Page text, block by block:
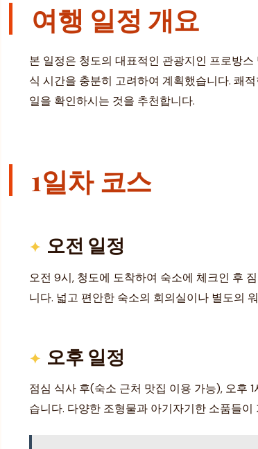
여행 일정 개요
본 일정은 청도의 대표적인 관광지인 프로방
식 시간을 충분히 고려하여 계획했습니다. 쾌
일을 확인하시는 것을 추천합니다.
1일차 코스
오전 일정
오전 9시, 청도에 도착하여 숙소에 체크인 후
니다. 넓고 편안한 숙소의 회의실이나 별도의
오후 일정
점심 식사 후(숙소 근처 맛집 이용 가능), 오후
습니다. 다양한 조형물과 아기자기한 소품들